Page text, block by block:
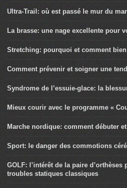
Ultra-Trail: où est passé le mur du
La brasse: une nage excellente pour
Stretching: pourquoi et comment bien
Comment prévenir et soigner une
Syndrome de l’essuie-glace: la
Mieux courir avec le programme «
Marche nordique: comment débuter
Sport: le danger des commotions
GOLF: l’intérêt de la paire
troubles statiques classiques